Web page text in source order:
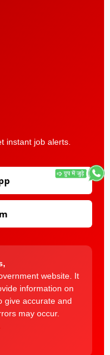
instant job alerts.
website. It
information on
give accurate and
may occur.